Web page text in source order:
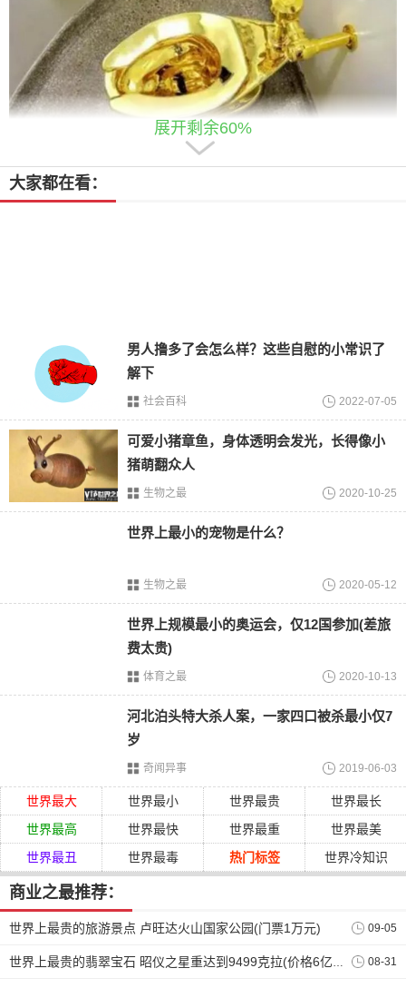
黄金马桶的介绍
黄金马桶已安排多名保洁和保安
为了保证黄金马桶的安全，以及不被别人毁坏，因此纽约博
物馆安排了多名保洁和保安，可以时刻保护黄金马桶的安
15分钟 还有专门的保洁进行全面的打扫，据
听说纽约博物馆当中黄金马桶的吸引力相对来说比较高，每
天都会有很多人排队来这里体验。
展开剩余60%
大家都在看：
男人撸多了会怎么样？这些自慰的小常识了
解下
社会百科 2022-07-05
可爱小猪章鱼，身体透明会发光，长得像小
猪萌翻众人
生物之最 2020-10-25
世界上最小的宠物是什么？
生物之最 2020-05-12
世界上规模最小的奥运会，仅12国参加(差旅
费太贵)
体育之最 2020-10-13
河北泊头特大杀人案，一家四口被杀最小仅7
岁
奇闻异事 2019-06-03
世界最大 世界最小 世界最贵
世界最长
世界最高
世界最快 世界最重
世界最美
世界最丑
世界最毒 热门标签 世界冷知识
商业之最推荐：
世界上最贵的旅游景点 卢旺达火山国家公园(门票1万元) 09-05
世界上最贵的翡翠宝石 昭仪之星重达到9499克拉(价格6亿元) 08-31